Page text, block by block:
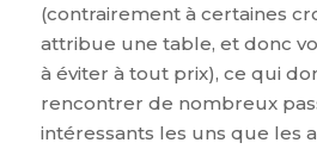
(contrairement à certaines
attribue une table, et donc
à éviter à tout prix), ce qui
rencontrer de nombreux
intéressants les uns que les